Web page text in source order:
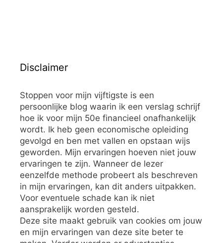
Disclaimer
Stoppen voor mijn vijftigste is een
persoonlijke blog waarin ik een verslag schrijf
hoe ik voor mijn 50e financieel onafhankelijk
wordt. Ik heb geen economische opleiding
gevolgd en ben met vallen en opstaan wijs
geworden. Mijn ervaringen hoeven niet jouw
ervaringen te zijn. Wanneer de lezer
eenzelfde methode probeert als beschreven
in mijn ervaringen, kan dit anders uitpakken.
Voor eventuele schade kan ik niet
aansprakelijk worden gesteld.
Deze site maakt gebruik van cookies om jouw
en mijn ervaringen van deze site beter te